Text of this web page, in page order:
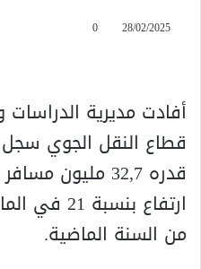
28/02/2025
0
أفادت مديرية الدراسات
قطاع النقل الجوي سجل
ارتفاع
من السنة الماضية.